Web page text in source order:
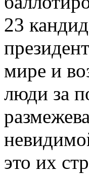
23
мире и
люди за
это их